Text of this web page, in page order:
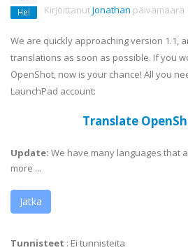
Hel KirjoittanutJonathan päivämäärä
We are quickly approaching version 1.1,
translations as soon as possible. If you
OpenShot, now is your chance! All you
LaunchPad account:
Translate
Update: We have many languages that
more ...
Jatka
Tunnisteet : Ei tunnisteita